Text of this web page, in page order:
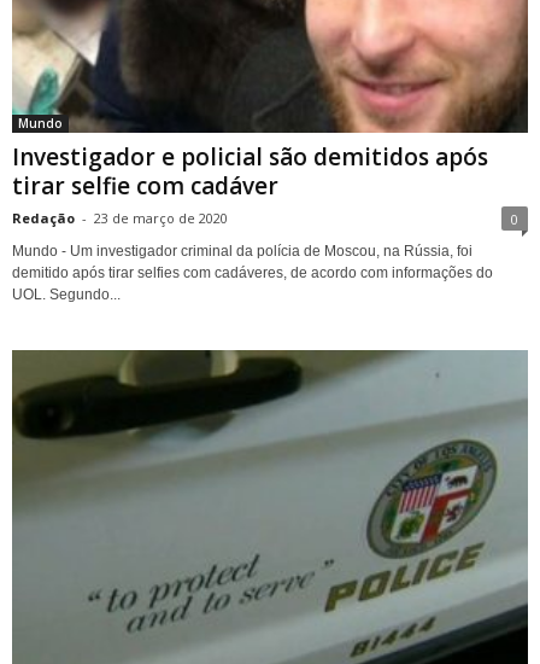
Mundo
Investigador e policial são demitidos após
tirar selfie com cadáver
Redação - 23 de março de 2020 0
Mundo - Um investigador criminal da polícia de Moscou, na Rússia, foi
demitido após tirar selfies com cadáveres, de acordo com informações do
UOL. Segundo...